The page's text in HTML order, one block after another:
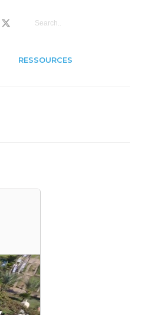
RESSOURCES